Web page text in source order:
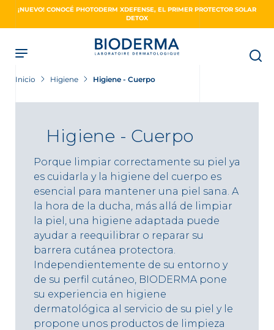
¡NUEVO! CONOCÉ PHOTODERM XDEFENSE, EL PRIMER PROTECTOR SOLAR
DETOX
Inicio Higiene Higiene - Cuerpo
Higiene - Cuerpo
Porque limpiar correctamente su piel ya
es cuidarla y la higiene del cuerpo es
esencial para mantener una piel sana. A
la hora de la ducha, más allá de limpiar
la piel, una higiene adaptada puede
ayudar a reequilibrar o reparar su
barrera cutánea protectora.
Independientemente de su entorno y
de su perfil cutáneo, BIODERMA pone
su experiencia en higiene
dermatológica al servicio de su piel y le
propone unos productos de limpieza